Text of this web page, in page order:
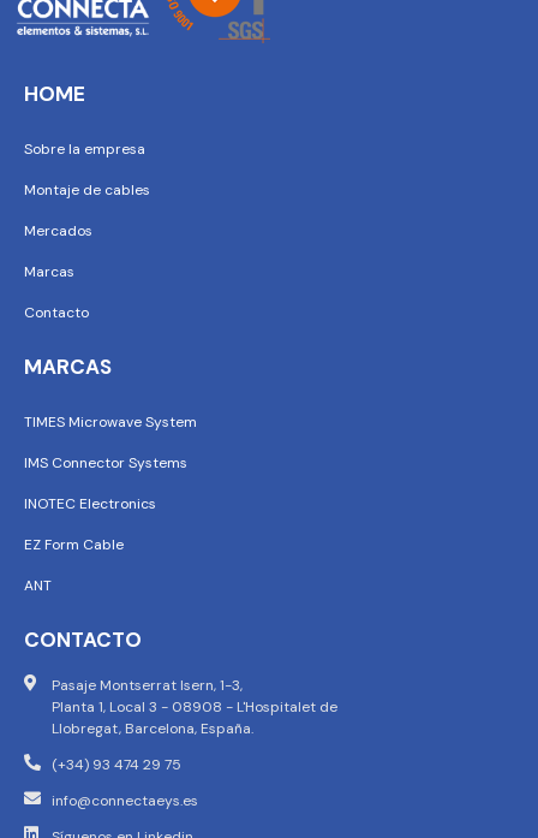
HOME
Sobre la empresa
Montaje de cables
Mercados
Marcas
Contacto
MARCAS
TIMES Microwave System
IMS Connector Systems
INOTEC Electronics
EZ Form Cable
ANT
CONTACTO
Pasaje Montserrat Isern, 1-3,
Planta 1, Local 3 - 08908 - L'Hospitalet de
Llobregat, Barcelona, España.
(+34) 93 474 29 75
info@connectaeys.es